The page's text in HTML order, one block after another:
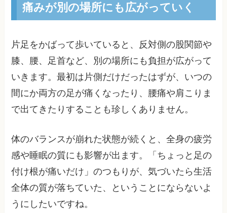
痛みが別の場所にも広がっていく
片足をかばって歩いていると、反対側の股関節や
膝、腰、足首など、別の場所にも負担が広がって
いきます。最初は片側だけだったはずが、いつの
間にか両方の足が痛くなったり、腰痛や肩こりま
で出てきたりすることも珍しくありません。
体のバランスが崩れた状態が続くと、全身の疲労
感や睡眠の質にも影響が出ます。「ちょっと足の
付け根が痛いだけ」のつもりが、気づいたら生活
全体の質が落ちていた、ということにならないよ
うにしたいですね。